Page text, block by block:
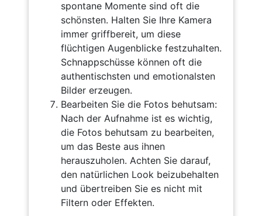
spontane Momente sind oft die
schönsten. Halten Sie Ihre Kamera
immer griffbereit, um diese
flüchtigen Augenblicke festzuhalten.
Schnappschüsse können oft die
authentischsten und emotionalsten
Bilder erzeugen.
Bearbeiten Sie die Fotos behutsam:
Nach der Aufnahme ist es wichtig,
die Fotos behutsam zu bearbeiten,
um das Beste aus ihnen
herauszuholen. Achten Sie darauf,
den natürlichen Look beizubehalten
und übertreiben Sie es nicht mit
Filtern oder Effekten.